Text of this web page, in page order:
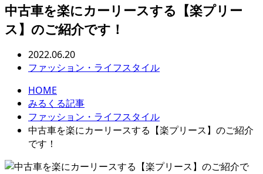
中古車を楽にカーリースする【楽プリー
ス】のご紹介です！
2022.06.20
ファッション・ライフスタイル
HOME
みるくる記事
ファッション・ライフスタイル
中古車を楽にカーリースする【楽プリース】のご紹介
です！